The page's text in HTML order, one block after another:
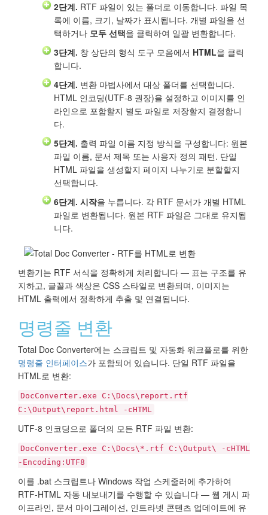
2단계. RTF 파일이 있는 폴더로 이동합니다. 파일 목
록에 이름, 크기, 날짜가 표시됩니다. 개별 파일을 선
택하거나 모두 선택을 클릭하여 일괄 변환합니다.
3단계. 창 상단의 형식 도구 모음에서 HTML을 클릭
합니다.
4단계. 변환 마법사에서 대상 폴더를 선택합니다.
HTML 인코딩(UTF-8 권장)을 설정하고 이미지를 인
라인으로 포함할지 별도 파일로 저장할지 결정합니
다.
5단계. 출력 파일 이름 지정 방식을 구성합니다: 원본
파일 이름, 문서 제목 또는 사용자 정의 패턴. 단일
HTML 파일을 생성할지 페이지 나누기로 분할할지
선택합니다.
6단계. 시작을 누릅니다. 각 RTF 문서가 개별 HTML
파일로 변환됩니다. 원본 RTF 파일은 그대로 유지됩
니다.
변환기는 RTF 서식을 정확하게 처리합니다 — 표는 구조를 유
지하고, 글꼴과 색상은 CSS 스타일로 변환되며, 이미지는
HTML 출력에서 정확하게 추출 및 연결됩니다.
명령줄 변환
Total Doc Converter에는 스크립트 및 자동화 워크플로를 위한
명령줄 인터페이스가 포함되어 있습니다. 단일 RTF 파일을
HTML로 변환:
DocConverter.exe C:\Docs\report.rtf
C:\Output\report.html -cHTML
UTF-8 인코딩으로 폴더의 모든 RTF 파일 변환:
DocConverter.exe C:\Docs\*.rtf C:\Output\ -cHTML
-Encoding:UTF8
이를 .bat 스크립트나 Windows 작업 스케줄러에 추가하여
RTF-HTML 자동 내보내기를 수행할 수 있습니다 — 웹 게시 파
이프라인, 문서 마이그레이션, 인트라넷 콘텐츠 업데이트에 유